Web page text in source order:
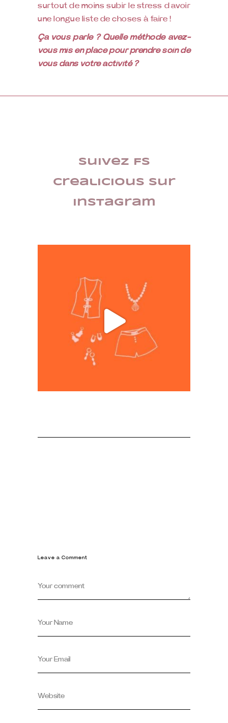
surtout de moins subir le stress d’avoir
une longue liste de choses à faire !
Ça vous parle ? Quelle méthode avez-
vous mis en place pour prendre soin de
vous dans votre activité ?
Suivez FS
Crealicious sur
Instagram
Leave a Comment